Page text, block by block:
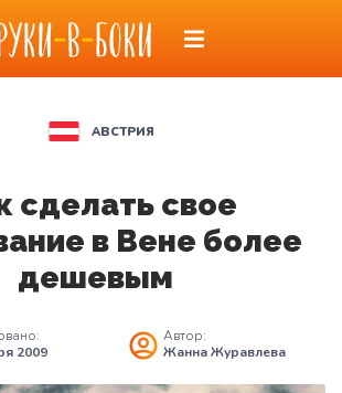
АВСТРИЯ
сделать свое
в Вене более
дешевым
2009
Автор:
Жанна Журавлева